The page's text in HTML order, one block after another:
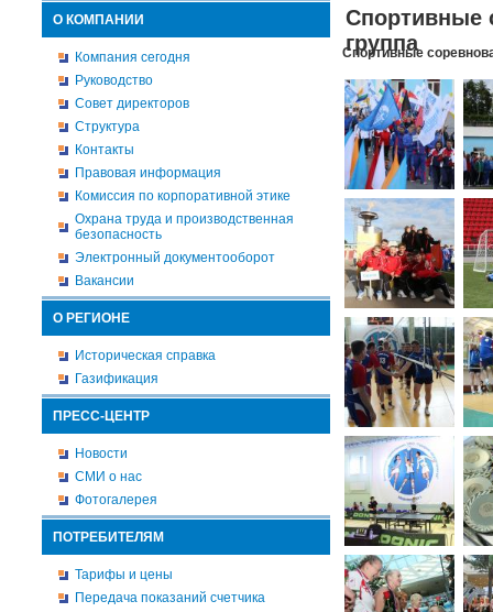
О КОМПАНИИ
Компания сегодня
Руководство
Совет директоров
Структура
Контакты
Правовая информация
Комиссия по корпоративной этике
Охрана труда и производственная
безопасность
Электронный документооборот
Вакансии
О РЕГИОНЕ
Историческая справка
Газификация
ПРЕСС-ЦЕНТР
Новости
СМИ о нас
Фотогалерея
ПОТРЕБИТЕЛЯМ
Тарифы и цены
Передача показаний счетчика
Спортивные
группа
Спортивные